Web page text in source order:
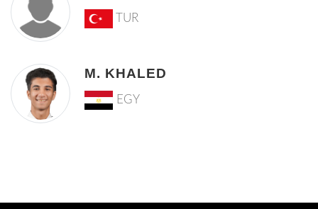
TUR
M. KHALED
EGY